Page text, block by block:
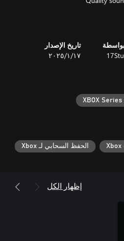
تاريخ الإصدار
١٧‏/١‏/٢٠٢٥
XBOX Series
الحفظ السحابي لـ Xbox
إظهار الكل